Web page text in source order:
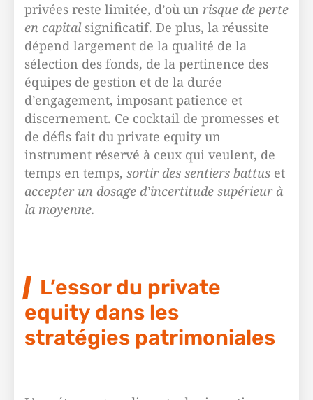
privées reste limitée, d’où un risque de perte
en capitalsignificatif. De plus, la réussite
dépend largement de la qualité de la
sélection des fonds, de la pertinence des
équipes de gestion et de la durée
d’engagement, imposant patience et
discernement. Ce cocktail de promesses et
de défis fait du private equity un
instrument réservé à ceux qui veulent, de
temps en temps, sortir des sentiers battus et
accepter un dosage d’incertitude supérieur à
la moyenne.
L’essor du private
equity dans les
stratégies patrimoniales